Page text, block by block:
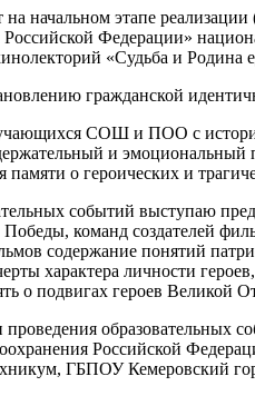
начальном этапе
Федерации»
«Судьба и
гражданской
СОШ и ПОО с
и эмоциональный
памяти о героических и
событий выступаю
команд создателей
содержание понятий
характера личности
о подвигах героев Великой
Российской
ГБПОУ Кемеровский